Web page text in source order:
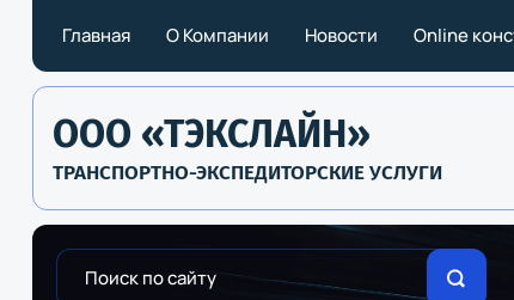
Главная О Компании Новости Online
ООО «ТЭКСЛАЙН»
ТРАНСПОРТНО-ЭКСПЕДИТОРСКИЕ УСЛУГИ